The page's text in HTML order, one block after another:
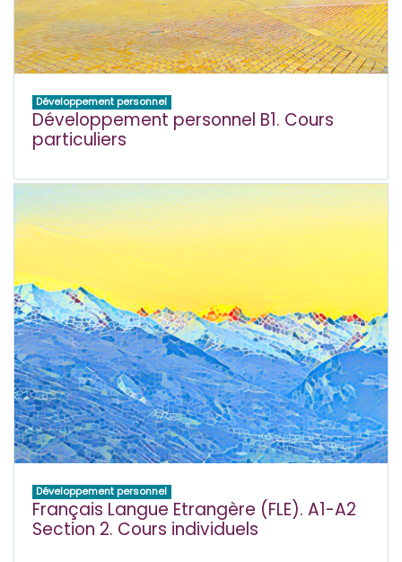
Développement personnel
Développement personnel B1. Cours
particuliers
Développement personnel
Français Langue Etrangère (FLE). A1-A2
Section 2. Cours individuels